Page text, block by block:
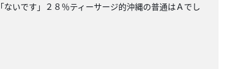
いです」２８％ティーサージ的沖縄の普通はＡでし